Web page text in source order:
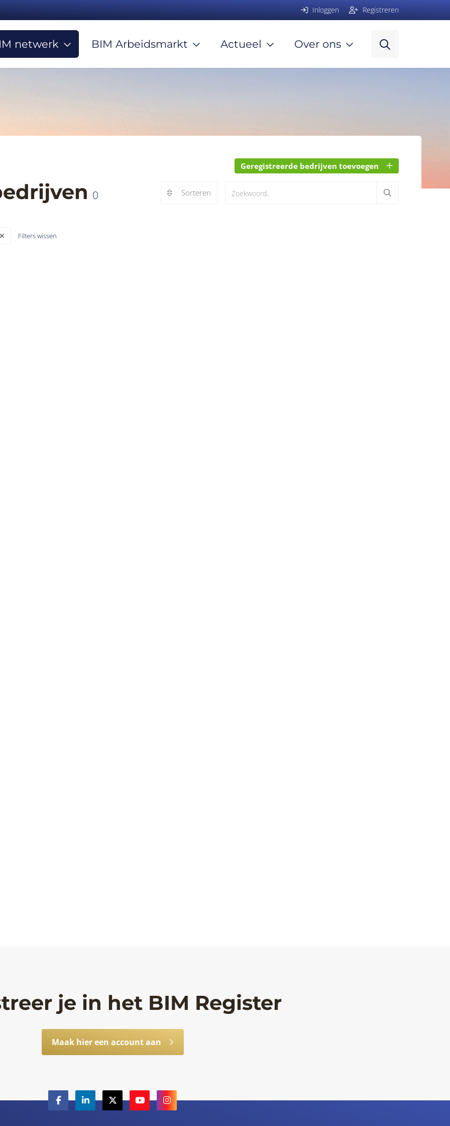
0 Sorteren
Geregistreerde bedrijven toevoegen
Filters wissen
Inloggen Registreren
netwerk BIM Arbeidsmarkt Actueel Over ons
je in het BIM Register
Maak hier een account aan